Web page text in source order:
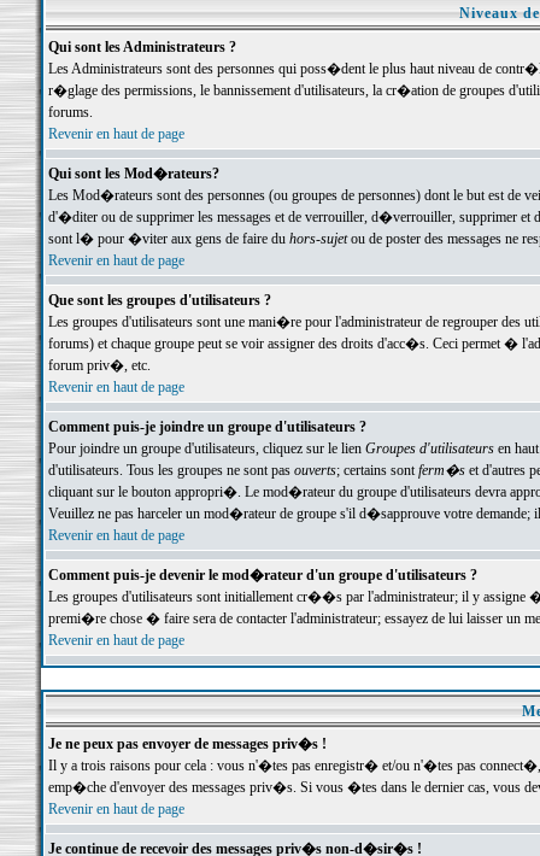
Niveaux
Qui sont les Administrateurs ?
Les Administrateurs sont des personnes qui poss�dent le plus haut niveau de
r�glage des permissions, le bannissement d'utilisateurs, la cr�ation de groupes
forums.
Revenir en haut de page
Qui sont les Mod�rateurs?
Les Mod�rateurs sont des personnes (ou groupes de personnes) dont le but est de
d'�diter ou de supprimer les messages et de verrouiller, d�verrouiller, supprimer
sont l� pour �viter aux gens de faire du hors-sujetou de poster des messages ne
Revenir en haut de page
Que sont les groupes d'utilisateurs ?
Les groupes d'utilisateurs sont une mani�re pour l'administrateur de regrouper des
forums) et chaque groupe peut se voir assigner des droits d'acc�s. Ceci permet
forum priv�, etc.
Revenir en haut de page
Comment puis-je joindre un groupe d'utilisateurs ?
Pour joindre un groupe d'utilisateurs, cliquez sur le lien Groupes d'utilisateursen haut
d'utilisateurs. Tous les groupes ne sont pas ouverts; certains sontferm�set d'autres
cliquant sur le bouton appropri�. Le mod�rateur du groupe d'utilisateurs devra
Veuillez ne pas harceler un mod�rateur de groupe s'il d�sapprouve votre demande;
Revenir en haut de page
Comment puis-je devenir le mod�rateur d'un groupe d'utilisateurs ?
Les groupes d'utilisateurs sont initiallement cr��s par l'administrateur; il y
premi�re chose � faire sera de contacter l'administrateur; essayez de lui laisser un
Revenir en haut de page
Je ne peux pas envoyer de messages priv�s !
Il y a trois raisons pour cela : vous n'�tes pas enregistr� et/ou n'�tes pas
emp�che d'envoyer des messages priv�s. Si vous �tes dans le dernier cas, vous
Revenir en haut de page
Je continue de recevoir des messages priv�s non-d�sir�s !